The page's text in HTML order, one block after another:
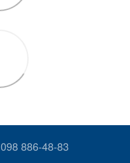
098 886-48-83